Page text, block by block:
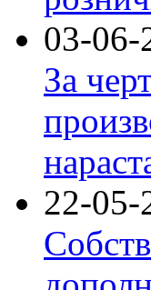
03-06-
За
22-05-